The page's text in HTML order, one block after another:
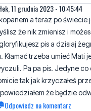
11 grudnia 2023 - 10:45:44
a teraz po świecie
że nik zmienisz i
pis a dzisiaj
Kłamać trzeba umieć Mati
Pa pa pis. Jedyne co
tak jak krzyczałeś
że będzie
Odpowiedz na komentarz